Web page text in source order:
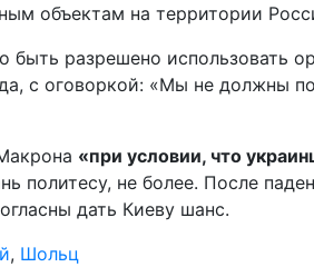
объектам на территории
разрешено использовать
с оговоркой: «Мы не должны
«при условии, что
политесу, не более. После
дать Киеву шанс.
, Шольц